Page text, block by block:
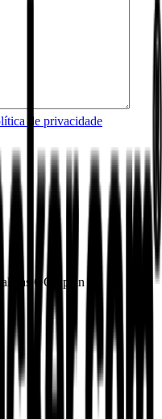
de privacidade
GC Spain